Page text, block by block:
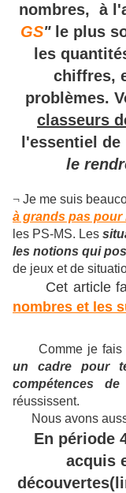
nombres, à
GS" le plus
les
chiffres,
problèmes.
classeurs
l'essentiel
le
¬ Je me suis
à grands pas pour
les PS-MS. Les
les notions qui
de jeux et de
Cet article
nombres et les
Comme je fais
un cadre pour
compétences
réussissent.
Nous avons
En période
acquis